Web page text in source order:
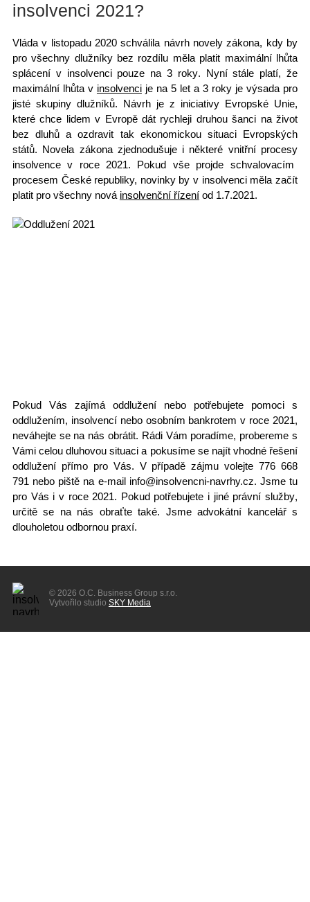
insolvenci 2021?
Vláda v listopadu 2020schválila návrh novely zákona, kdy by
pro všechny dlužníky bez rozdílu měla platit maximální lhůta
splácení v insolvenci pouze na 3 roky. Nyní stále platí, že
maximální lhůtav insolvencije na 5 let a 3 roky je výsada pro
jisté skupiny dlužníků. Návrh je z iniciativy Evropské Unie,
které chce lidem v Evropě dát rychleji druhou šanci na život
bez dluhů a ozdravit tak ekonomickou situaci Evropských
států. Novela zákona zjednodušuje i některé vnitřní procesy
insolvence v roce 2021. Pokud vše projde schvalovacím
procesem České republiky, novinky by v insolvenci měla začít
platit pro všechny nová insolvenční řízeníod 1.7.2021.
Pokud Vás zajímá oddlužení nebo potřebujete pomoci s
oddlužením, insolvencí nebo osobním bankrotem v roce 2021,
neváhejte se na nás obrátit. Rádi Vám poradíme, probereme s
Vámi celou dluhovou situaci a pokusíme se najít vhodné řešení
oddlužení přímo pro Vás. V případě zájmuvolejte 776 668
791 nebo piště na e-mail info@insolvencni-navrhy.cz. Jsme tu
pro Vás i v roce 2021. Pokud potřebujete i jiné právní služby,
určitě se na nás obraťte také. Jsmeadvokátní kancelářs
dlouholetou odbornou praxí.
© 2026 O.C. Business Group s.r.o.
Vytvořilo studio SKY Media